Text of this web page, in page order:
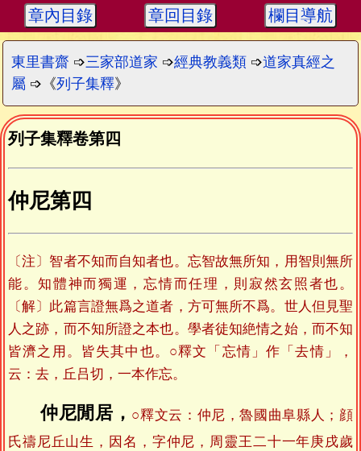
章內目錄 章回目錄 欄目導航
東里書齋 ➩三家部道家 ➩經典教義類 ➩道家真經之
屬 ➩《列子集釋》
列子集釋卷第四
仲尼第四
〔注〕智者不知而自知者也。忘智故無所知，用智則無所
能。知體神而獨運，忘情而任理，則寂然玄照者也。
〔解〕此篇言證無爲之道者，方可無所不爲。世人但見聖
人之跡，而不知所證之本也。學者徒知絶情之始，而不知
皆濟之用。皆失其中也。○釋文「忘情」作「去情」，
云：去，丘吕切，一本作忘。
仲尼閒居， ○釋文云：仲尼，魯國曲阜縣人；顔
氏禱尼丘山生，因名，字仲尼，周靈王二十一年庚戌歲